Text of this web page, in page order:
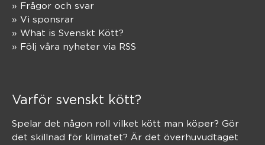
» Frågor och svar
» Vi sponsrar
» What is Svenskt Kött?
» Följ våra nyheter via RSS
Varför svenskt kött?
Spelar det någon roll vilket kött man köper? Gör
det skillnad för klimatet? Är det överhuvudtaget